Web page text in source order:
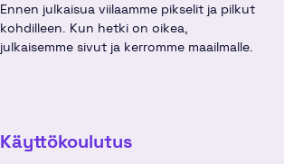
Ennen julkaisua viilaamme pikselit ja pilkut
kohdilleen. Kun hetki on oikea,
julkaisemme sivut ja kerromme maailmalle.
Käyttökoulutus